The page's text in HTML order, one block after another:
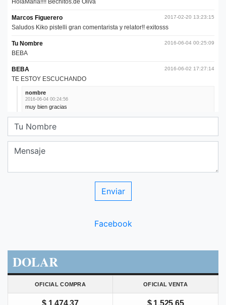
Facebook
DOLAR
OFICIAL COMPRA OFICIAL VENTA
$ 1.474,37 $ 1.525,65